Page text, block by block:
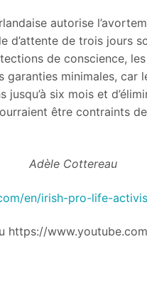
autorise
d’attente de trois
de conscience,
minimales, car
jusqu’à six mois et
être contraints
en/irish-pro-life-
https://